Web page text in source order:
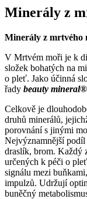
Minerály z
Minerály z mrtvého
V Mrtvém moři je k
složek bohatých na
o pleť. Jako účinná
řady beauty mineral®
Celkově je
druhů minerálů,
porovnání s jinými
Nejvýznamnější
draslík, brom. Každý
určených k péči o
signálu mezi
impulzů. Udržují
buněčný